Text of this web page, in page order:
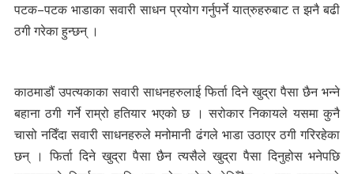
पटक–पटक भाडाका सवारी साधन प्रयोग गर्नुपर्ने यात्रुहरुबाट त झनै बढी
ठगी गरेका हुन्छन् ।
काठमाडौं उपत्यकाका सवारी साधनहरुलाई फिर्ता दिने खुद्रा पैसा छैन भन्ने
बहाना ठगी गर्ने राम्रो हतियार भएको छ । सरोकार निकायले यसमा कुनै
चासो नदिँदा सवारी साधनहरुले मनोमानी ढंगले भाडा उठाएर ठगी गरिरहेका
छन् । फिर्ता दिने खुद्रा पैसा छैन त्यसैले खुद्रा पैसा दिनुहोस भनेपछि